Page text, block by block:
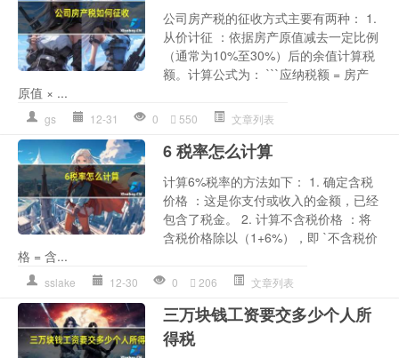
公司房产税的征收方式主要有两种： 1.
从价计征 ：依据房产原值减去一定比例
（通常为10%至30%）后的余值计算税
额。计算公式为： ```应纳税额 = 房产
原值 × ...
gs 12-31 0 550 文章列表
6 税率怎么计算
计算6%税率的方法如下： 1. 确定含税
价格 ：这是你支付或收入的金额，已经
包含了税金。 2. 计算不含税价格 ：将
含税价格除以（1+6%），即 `不含税价
格 = 含...
sslake 12-30 0 206 文章列表
三万块钱工资要交多少个人所
得税